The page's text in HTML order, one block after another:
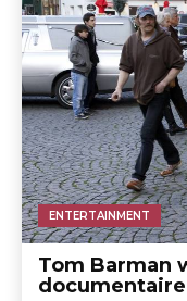
ENTERTAINMENT
Tom Barman